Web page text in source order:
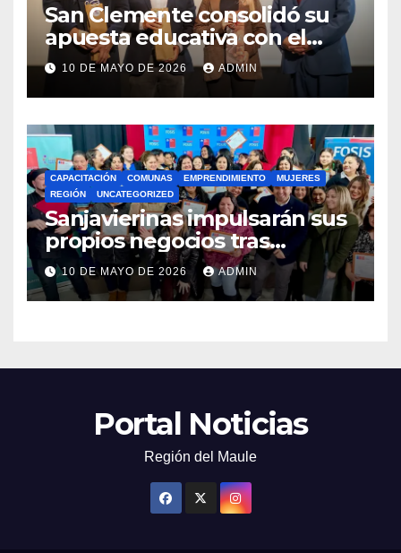
San Clemente consolidó su
apuesta educativa con el
lanzamiento del
Preuniversitario Brotes 2026
10 DE MAYO DE 2026 ADMIN
CAPACITACIÓN COMUNAS EMPRENDIMIENTO
MUJERES
REGIÓN
UNCATEGORIZED
Sanjavierinas impulsarán sus
propios negocios tras
capacitarse junto al FOSIS
10 DE MAYO DE 2026 ADMIN
Portal Noticias
Región del Maule